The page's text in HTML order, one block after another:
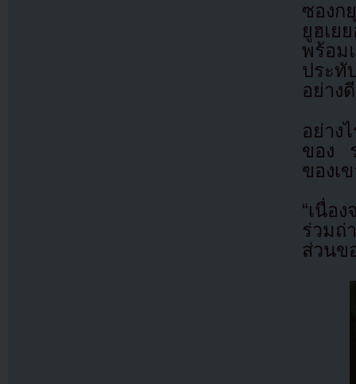
ซองก
ยูฮเ
พร้อม
ประทั
อย่างดี
อย่าง
ของ
ของเ
“เนื่อ
ร่วมถ่
ส่วนข